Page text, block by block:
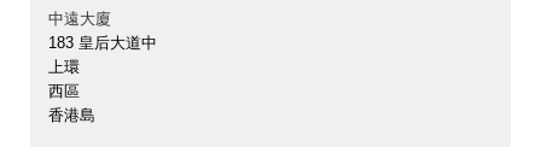
中遠大廈
183 皇后大道中
上環
西區
香港島